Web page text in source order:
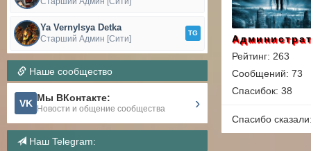
Ya Vernylsya Detka
Старший Админ [Сити]
TG
Наше сообщество
VK Мы ВКонтакте:
Новости и общение сообщества ›
Наш Telegram:
Рейтинг: 263
Сообщений: 73
Спасибок: 38
Спасибо сказали: